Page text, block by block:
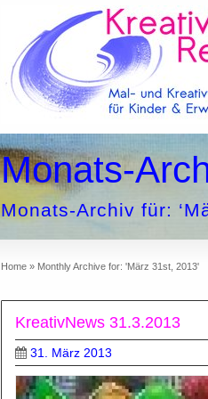
Monats-
Monats-Archiv für:
Home » Monthly Archive for: 'März 31st, 2013'
KreativNews 31.3.2013
31. März 2013